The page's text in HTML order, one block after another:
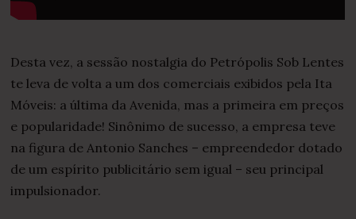
Desta vez, a sessão nostalgia do Petrópolis Sob Lentes
te leva de volta a um dos comerciais exibidos pela Ita
Móveis: a última da Avenida, mas a primeira em preços
e popularidade! Sinônimo de sucesso, a empresa teve
na figura de Antonio Sanches – empreendedor dotado
de um espírito publicitário sem igual – seu principal
impulsionador.